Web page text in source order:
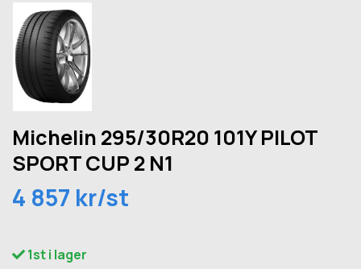
Michelin 295/30R20 101Y PILOT
SPORT CUP 2 N1
4 857 kr/st
1st i lager